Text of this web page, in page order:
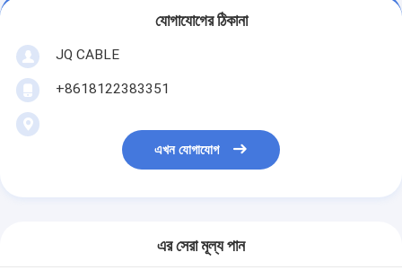
যোগাযোগের ঠিকানা
JQ CABLE
+8618122383351
এখন যোগাযোগ
এর সেরা মূল্য পান